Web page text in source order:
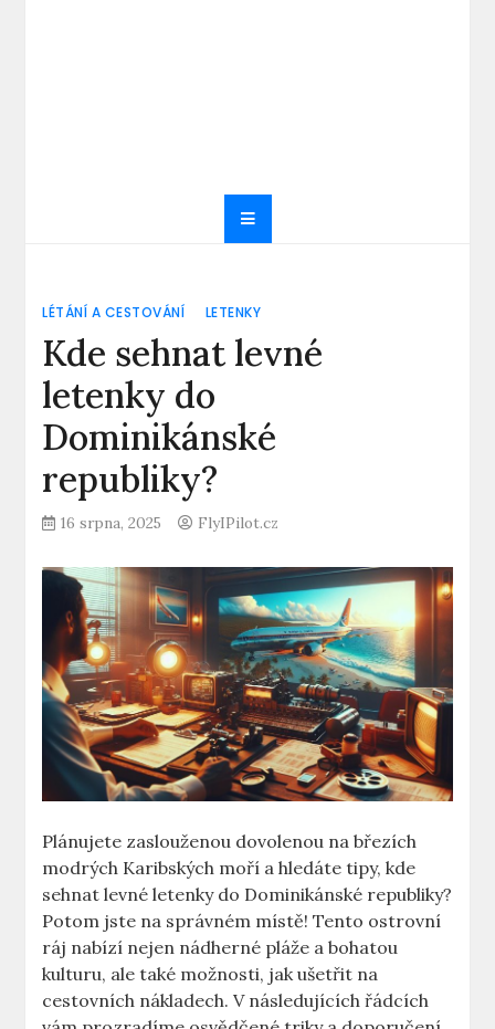
LÉTÁNÍ A CESTOVÁNÍ LETENKY
Kde sehnat levné
letenky do
Dominikánské
republiky?
16 srpna, 2025 FlyIPilot.cz
Plánujete zaslouženou dovolenou na březích
modrých Karibských moří a hledáte tipy, kde
sehnat levné letenky do Dominikánské republiky?
Potom jste na správném místě! Tento ostrovní
ráj nabízí nejen nádherné pláže a bohatou
kulturu, ale také možnosti, jak ušetřit na
cestovních nákladech. V následujících řádcích